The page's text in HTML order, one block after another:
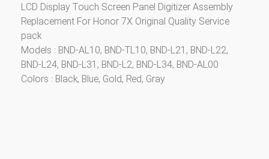
LCD Display Touch Screen Panel Digitizer Assembly
Replacement For Honor 7X Original Quality Service
pack
​Models : BND-AL10, BND-TL10, BND-L21, BND-L22,
BND-L24, BND-L31, BND-L2, BND-L34, BND-AL00
​Colors : Black, Blue, Gold, Red, Gray